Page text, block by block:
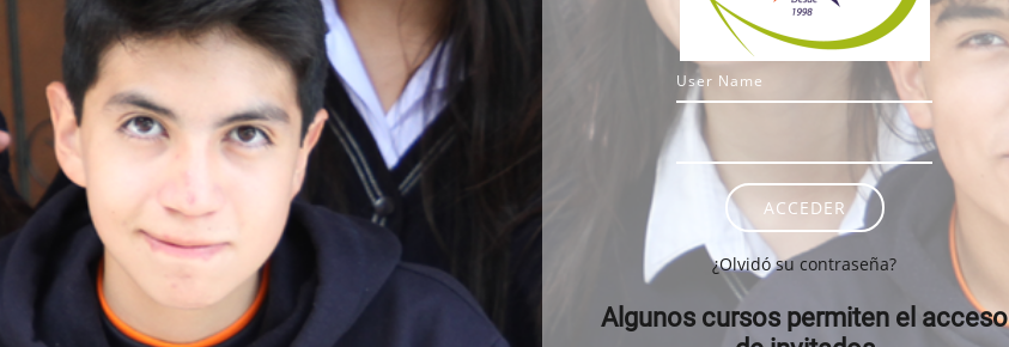
Nombre de usuario
Contraseña
ACCEDER
¿Olvidó su contraseña?
Algunos cursos permiten el acceso